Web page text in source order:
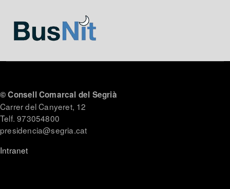
© Consell Comarcal del Segrià
Carrer del Canyeret, 12
Telf. 973054800
presidencia@segria.cat
Intranet